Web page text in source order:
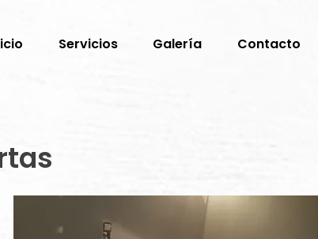
Servicios Galería Contacto